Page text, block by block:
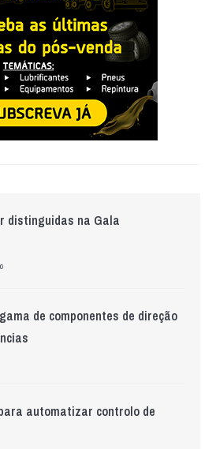
distinguidas na Gala
de componentes de direção
automatizar controlo de